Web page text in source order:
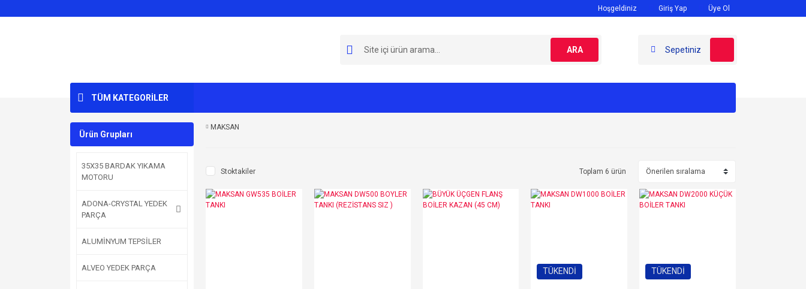
Hoşgeldiniz Giriş Yap Üye Ol
ARA Sepetiniz
TÜM KATEGORİLER
Ürün Grupları
35X35 BARDAK YIKAMA
MOTORU
ADONA-CRYSTAL YEDEK
PARÇA
ALUMİNYUM TEPSİLER
ALVEO YEDEK PARÇA
MAKSAN
Stoktakiler Toplam 6 ürün
TÜKENDİ TÜKENDİ